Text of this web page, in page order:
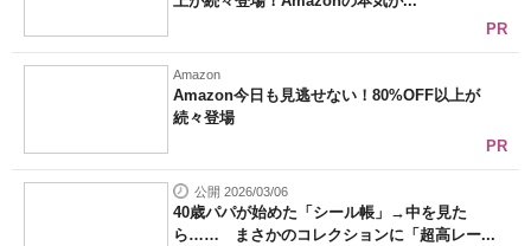
PR
Amazon
Amazon今日も見逃せない！80%OFF以上が
続々登場
PR
公開 2026/03/06
40歳パパが始めた「シール帳」→中を見た
ら…… まさかのコレクションに「超高レー...